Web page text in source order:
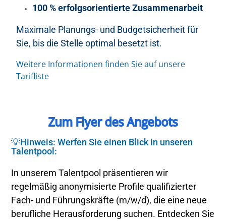
100 % erfolgsorientierte Zusammenarbeit
Maximale Planungs- und Budgetsicherheit für
Sie, bis die Stelle optimal besetzt ist.
Weitere Informationen finden Sie auf unsere
Tarifliste
Zum Flyer des Angebots
💡Hinweis: Werfen Sie einen Blick in unseren
Talentpool:
In unserem Talentpool präsentieren wir
regelmäßig anonymisierte Profile qualifizierter
Fach- und Führungskräfte (m/w/d), die eine neue
berufliche Herausforderung suchen. Entdecken Sie